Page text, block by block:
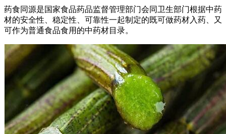
药食同源是国家食品药品监督管理部门会同卫生部门根据中药
材的安全性、稳定性、可靠性一起制定的既可做药材入药、又
可作为普通食品食用的中药材目录。